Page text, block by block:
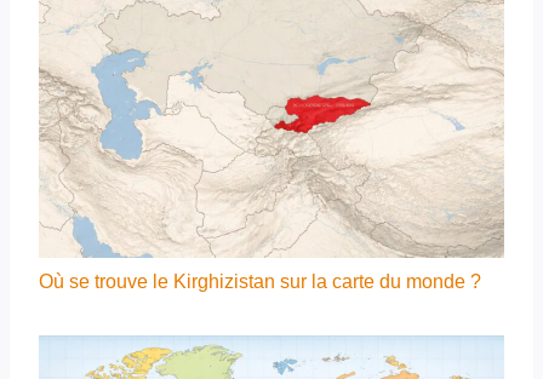
Où se trouve le Kirghizistan sur la carte du monde ?